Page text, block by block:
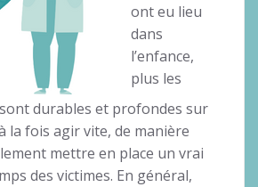
ont eu lieu
dans
l’enfance,
plus les
durables et profondes sur
la fois agir vite, de manière
mettre en place un vrai
des victimes. En général,